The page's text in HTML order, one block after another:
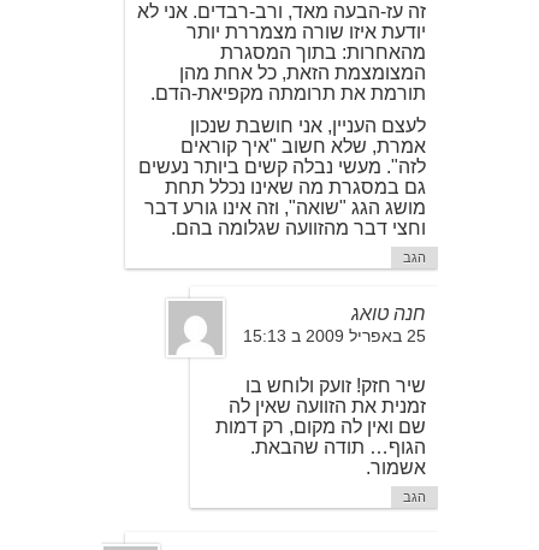
זה עז-הבעה מאד, ורב-רבדים. אני לא
יודעת איזו שורה מצמררת יותר
מהאחרות: בתוך המסגרת
המצומצמת הזאת, כל אחת מהן
תורמת את תרומתה מקפיאת-הדם.
לעצם העניין, אני חושבת שנכון
אמרת, שלא חשוב "איך קוראים
לזה". מעשי נבלה קשים ביותר נעשים
גם במסגרת מה שאינו נכלל תחת
מושג הגג "שואה", וזה אינו גורע דבר
וחצי דבר מהזוועה שגלומה בהם.
הגב
חנה טואג
25 באפריל 2009 ב 15:13
שיר חזק! זועק ולוחש בו
זמנית את הזוועה שאין לה
שם ואין לה מקום, רק דמות
הגוף… תודה שהבאת.
אשמור.
הגב